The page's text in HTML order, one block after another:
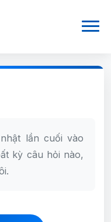
lần cuối vào
kỳ câu hỏi nào,